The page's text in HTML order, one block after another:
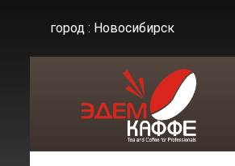
город : Новосибирск